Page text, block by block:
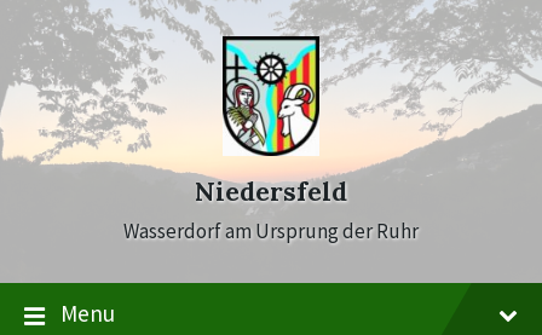
Skip
content
Skip
main
navigation
Skip
footer
Niedersfeld
Wasserdorf am Ursprung der Ruhr
Menu